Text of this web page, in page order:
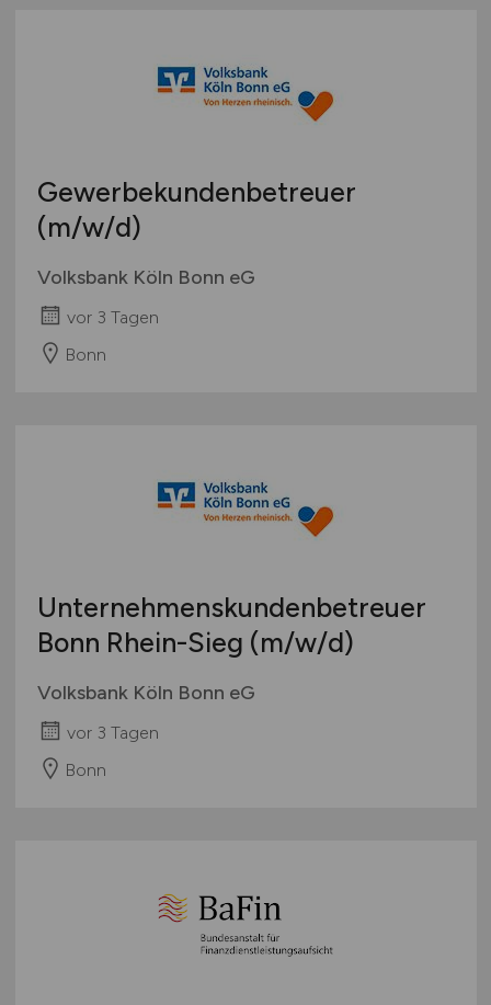
Gewerbekundenbetreuer
(m/w/d)
Volksbank Köln Bonn eG
vor 3 Tagen
Bonn
Unternehmenskundenbetreuer
Bonn Rhein-Sieg (m/w/d)
Volksbank Köln Bonn eG
vor 3 Tagen
Bonn